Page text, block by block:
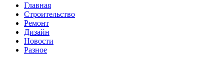
Главная
Строительство
Ремонт
Дизайн
Новости
Разное